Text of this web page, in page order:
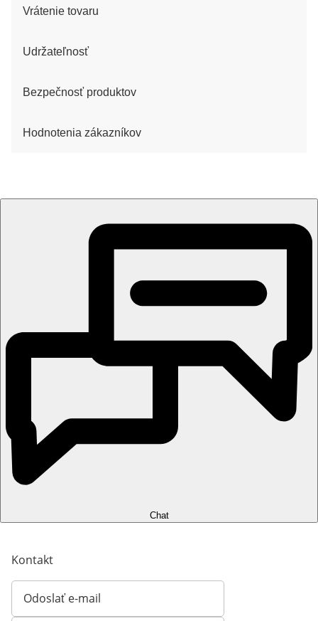
Vrátenie tovaru
Udržateľnosť
Bezpečnosť produktov
Hodnotenia zákazníkov
Chat
Kontakt
Odoslať e-mail
Otvorí e-mailového klienta